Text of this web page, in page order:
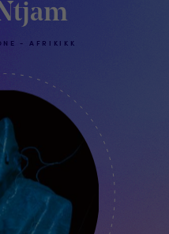
- AFRIKIKK